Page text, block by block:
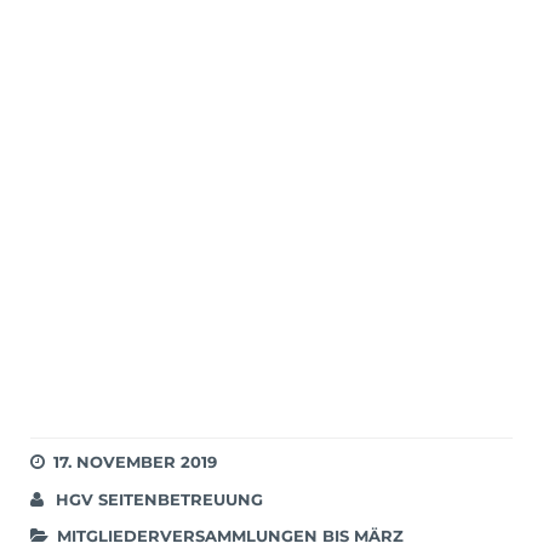
17. NOVEMBER 2019
HGV SEITENBETREUUNG
MITGLIEDERVERSAMMLUNGEN BIS MÄRZ